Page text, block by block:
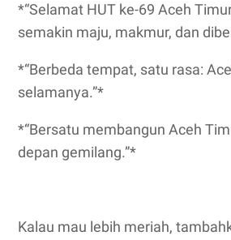
*“Selamat HUT ke-69 Aceh
semakin maju, makmur, dan
*“Berbeda tempat, satu rasa:
selamanya.”*
*“Bersatu membangun Aceh
depan gemilang.”*
Kalau mau lebih meriah,